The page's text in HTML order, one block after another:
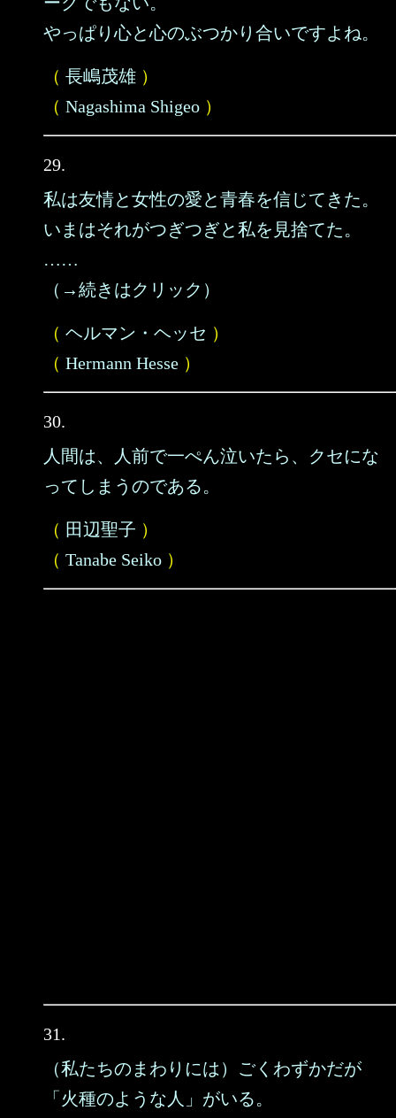
やっぱり心と心のぶつかり合いですよね。
（ 長嶋茂雄 ）
（ Nagashima Shigeo ）
29.
私は友情と女性の愛と青春を信じてきた。
いまはそれがつぎつぎと私を見捨てた。
……
（→続きはクリック）
（ ヘルマン・ヘッセ ）
（ Hermann Hesse ）
30.
人間は、人前で一ぺん泣いたら、クセにな
ってしまうのである。
（ 田辺聖子 ）
（ Tanabe Seiko ）
31.
（私たちのまわりには）ごくわずかだが
「火種のような人」がいる。